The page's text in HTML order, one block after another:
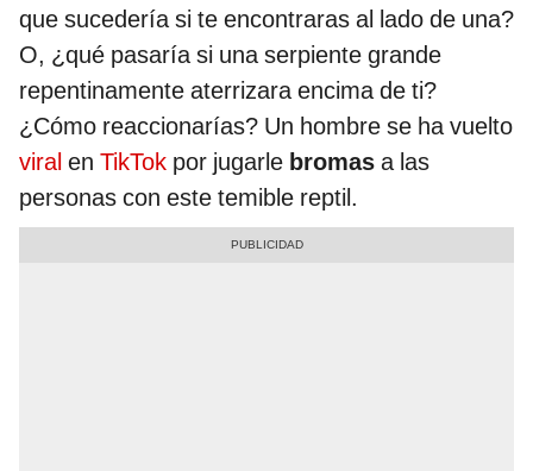
que sucedería si te encontraras al lado de una?
O, ¿qué pasaría si una serpiente grande
repentinamente aterrizara encima de ti?
¿Cómo reaccionarías? Un hombre se ha vuelto
viral en TikTok por jugarle bromas a las
personas con este temible reptil.